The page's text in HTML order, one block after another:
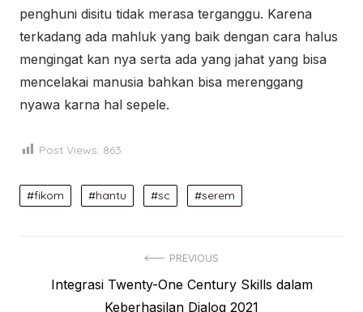
penghuni disitu tidak merasa terganggu. Karena
terkadang ada mahluk yang baik dengan cara halus
mengingat kan nya serta ada yang jahat yang bisa
mencelakai manusia bahkan bisa merenggang
nyawa karna hal sepele.
Post Views: 863
fikom hantu sc serem
navigation
PREVIOUS
Previous
Integrasi Twenty-One Century Skills dalam
Keberhasilan Dialog 2021